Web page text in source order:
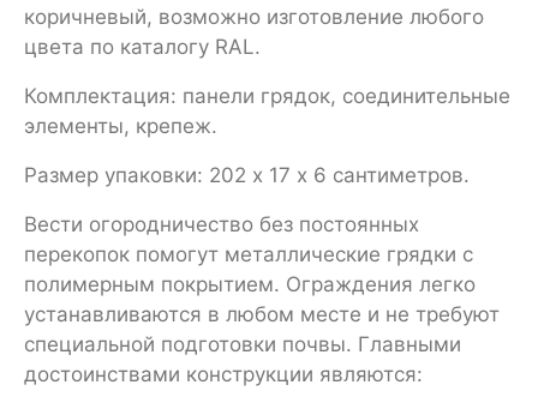
коричневый, возможно изготовление любого
цвета по каталогу RAL.
Комплектация: панели грядок, соединительные
элементы, крепеж.
Размер упаковки: 202 х 17 х 6 сантиметров.
Вести огородничество без постоянных
перекопок помогут металлические грядки с
полимерным покрытием. Ограждения легко
устанавливаются в любом месте и не требуют
специальной подготовки почвы. Главными
достоинствами конструкции являются: